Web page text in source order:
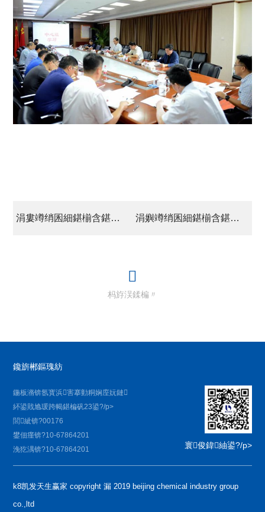
涓婁竴绡囷細鍖椾含鍖栧伐闆嗗洟 瀹炵幇鈥滃弻杩囧崐鈥?/a> 涓嬩竴绡囷細鍖椾含鍖栧伐闆嗗洟 棰嗗鐝瓙鍏ㄤ綋鎴愬憳鍙傝鈥滀笉蹇樺垵蹇冦€佺墷璁颁娇鍛解€濅腑鍥藉叡浜у厷鍘嗗彶灞曡
杩斿洖鍒楄〃
鑱旂郴鏂瑰紡
鍦板潃锛氬寳浜害搴勭粡娴庢妧鏈
紑鍙戝尯瑗跨幆鍖楄矾23鍙?/p>
閭紪锛?00176
鐢佃瘽锛?10-67864201
浼犵湡锛?10-67864201
寰俊鍏紬鍙?/p>
k8凯发天生赢家 copyright 漏 2019 beijing chemical industry group
co.,ltd